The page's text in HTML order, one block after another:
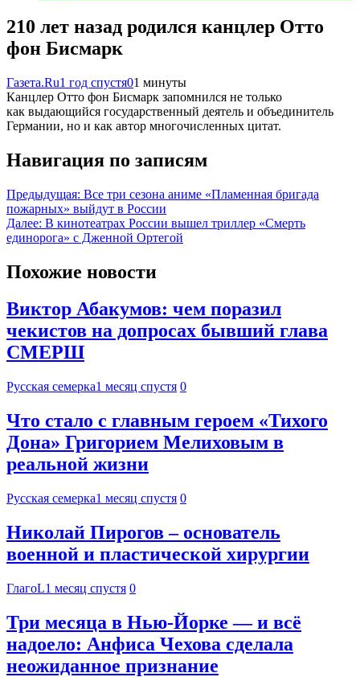
210 лет назад родился канцлер Отто
фон Бисмарк
Газета.Ru1 год спустя01 минуты
Канцлер Отто фон Бисмарк запомнился не только
как выдающийся государственный деятель и объединитель
Германии, но и как автор многочисленных цитат.
Навигация по записям
Предыдущая: Все три сезона аниме «Пламенная бригада
пожарных» выйдут в России
Далее: В кинотеатрах России вышел триллер «Смерть
единорога» с Дженной Ортегой
Похожие новости
Виктор Абакумов: чем поразил
чекистов на допросах бывший глава
СМЕРШ
Русская семерка1 месяц спустя 0
Что стало с главным героем «Тихого
Дона» Григорием Мелиховым в
реальной жизни
Русская семерка1 месяц спустя 0
Николай Пирогов – основатель
военной и пластической хирургии
ГлагоL1 месяц спустя 0
Три месяца в Нью-Йорке — и всё
надоело: Анфиса Чехова сделала
неожиданное признание